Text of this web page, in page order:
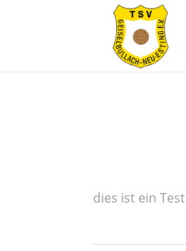
dies ist ein Test